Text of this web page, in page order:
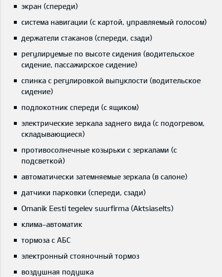
экран (спереди)
система навигации (с картой, управляемый голосом)
держатели стаканов (спереди, сзади)
регулируемые по высоте сидения (водительское
сидение, пассажирское сидение)
спинка с регулировкой выпуклости (водительское
сидение)
подлокотник спереди (с ящиком)
электрические зеркала заднего вида (с подогревом,
складывающиеся)
противосолнечные козырьки с зеркалами (с
подсветкой)
автоматически затемняемые зеркала (в салоне)
датчики парковки (спереди, сзади)
Omanik Eesti tegelev suurfirma (Aktsiaselts)
клима-автоматик
тормоза с АБС
электронный стояночный тормоз
воздушная подушка